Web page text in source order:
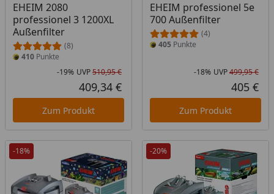
EHEIM 2080
professionel 3 1200XL
Außenfilter
(8)
410 Punkte
Rabatt in Prozent
-19%
Ursprünglicher Preis
UVP510,95 €
Aktueller Preis
409,34 €
Zum Produkt
EHEIM professionel 5e
700 Außenfilter
(4)
405 Punkte
-18% UVP499,95 €
405 €
Zum Produkt
-18% -20%